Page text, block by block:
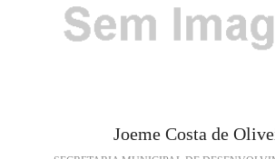
Joeme Costa de